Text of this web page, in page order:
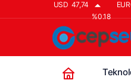
USD 47,74
%0.18